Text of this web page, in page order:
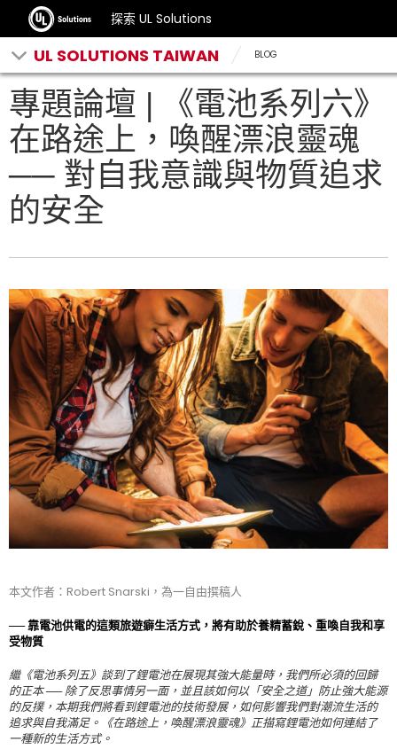
探索 UL Solutions
UL SOLUTIONS TAIWAN BLOG
專題論壇 | 《電池系列六》
在路途上，喚醒漂浪靈魂
── 對自我意識與物質追求
的安全
本文作者：Robert Snarski，為一自由撰稿人
── 靠電池供電的這類旅遊癖生活方式，將有助於養精蓄銳、重喚自我和享
受物質
繼《電池系列五》談到了鋰電池在展現其強大能量時，我們所必須的回歸
的正本 ── 除了反思事情另一面，並且該如何以「安全之道」防止強大能源
的反撲，本期我們將看到鋰電池的技術發展，如何影響我們對潮流生活的
追求與自我滿足。《在路途上，喚醒漂浪靈魂》正描寫鋰電池如何連結了
一種新的生活方式。